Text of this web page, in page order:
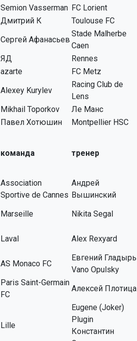
Semion Vasserman FC Lorient
Дмитрий К
Toulouse FC
Сергей Афанасьев
Stade Malherbe
Caen
ЯД
Rennes
azarte
FC Metz
Alexey Kurylev
Racing Club de
Lens
Mikhail Toporkov
Ле Манс
Павел Хотюшин
Montpellier HSC
команда тренер
Association
Sportive de Cannes
Андрей
Вышинский
Marseille
Nikita Segal
Laval
Alex Rexyard
AS Monaco FC
Евгений Гладырь
Vano Opulsky
Paris Saint-Germain
FC
Алексей Плотица
Lille
Eugene (Joker)
Plugin
Константин